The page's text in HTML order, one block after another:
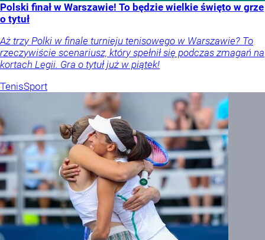
Polski finał w Warszawie! To będzie wielkie święto w grze
o tytuł
Aż trzy Polki w finale turnieju tenisowego w Warszawie? To
rzeczywiście scenariusz, który spełnił się podczas zmagań na
kortach Legii. Gra o tytuł już w piątek!
TenisSport